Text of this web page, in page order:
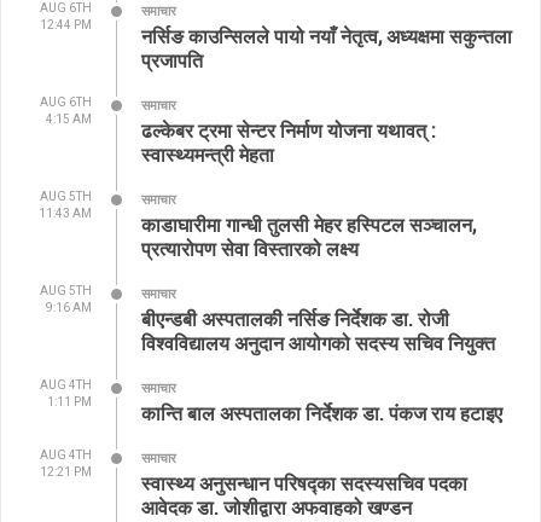
AUG 6TH
12:44 PM
समाचार
नर्सिङ काउन्सिलले पायो नयाँ नेतृत्व, अध्यक्षमा सकुन्तला
प्रजापति
AUG 6TH
4:15 AM
समाचार
ढल्केबर ट्रमा सेन्टर निर्माण योजना यथावत् :
स्वास्थ्यमन्त्री मेहता
AUG 5TH
11:43 AM
समाचार
काडाघारीमा गान्धी तुलसी मेहर हस्पिटल सञ्चालन,
प्रत्यारोपण सेवा विस्तारको लक्ष्य
AUG 5TH
9:16 AM
समाचार
बीएन्डबी अस्पतालकी नर्सिङ निर्देशक डा. रोजी
विश्वविद्यालय अनुदान आयोगको सदस्य सचिव नियुक्त
AUG 4TH
1:11 PM
समाचार
कान्ति बाल अस्पतालका निर्देशक डा. पंकज राय हटाइए
AUG 4TH
12:21 PM
समाचार
स्वास्थ्य अनुसन्धान परिषद्का सदस्यसचिव पदका
आवेदक डा. जोशीद्वारा अफवाहको खण्डन